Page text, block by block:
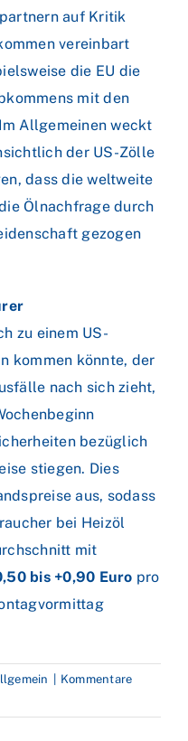
auf Kritik
vereinbart
die EU die
mit den
Allgemeinen weckt
der US-Zölle
dass die weltweite
Ölnachfrage durch
gezogen
zu einem US-
kommen könnte, der
nach sich zieht,
bezüglich
stiegen. Dies
aus, sodass
bei Heizöl
mit
bis +0,90 Euro pro
Kommentare